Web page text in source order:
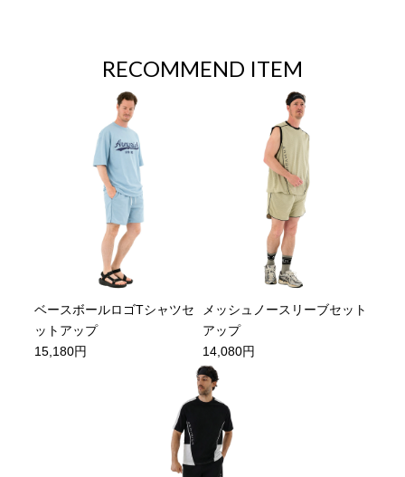
RECOMMEND ITEM
ベースボールロゴTシャツセ
ットアップ
15,180円
メッシュノースリーブセット
アップ
14,080円